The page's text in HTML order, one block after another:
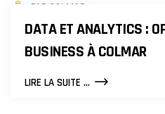
PAR COLMAR
DATA ET ANALYTICS :
BUSINESS À COLMAR
LIRE LA SUITE ...DATA